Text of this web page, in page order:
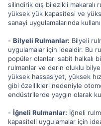
silindirik dış bilezikli makaralı
yüksek yük kapasitesi ve
sanayi uygulamalarında
- Bilyeli Rulmanlar: Bilyeli
uygulamalar için idealdir. Bu
popüler olanları sabit halkalı
rulmanlar ve derin oluklu
yüksek hassasiyet, yüksek
gibi özellikleri nedeniyle
endüstrilerde yaygın olarak
- İğneli Rulmanlar: İğneli
kapasiteli uygulamalar için